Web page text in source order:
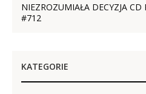
NIEZROZUMIAŁA DECYZJA
#712
KATEGORIE